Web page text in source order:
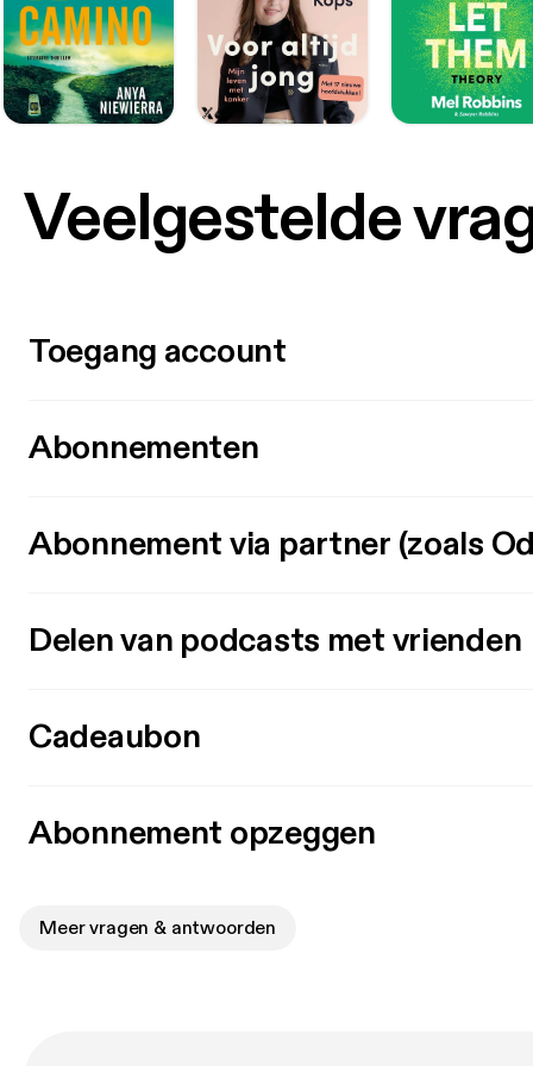
Veelgestelde
Toegang account
Abonnementen
Abonnement via partner (zoals
Delen van podcasts met vrienden
Cadeaubon
Abonnement opzeggen
Meer vragen & antwoorden